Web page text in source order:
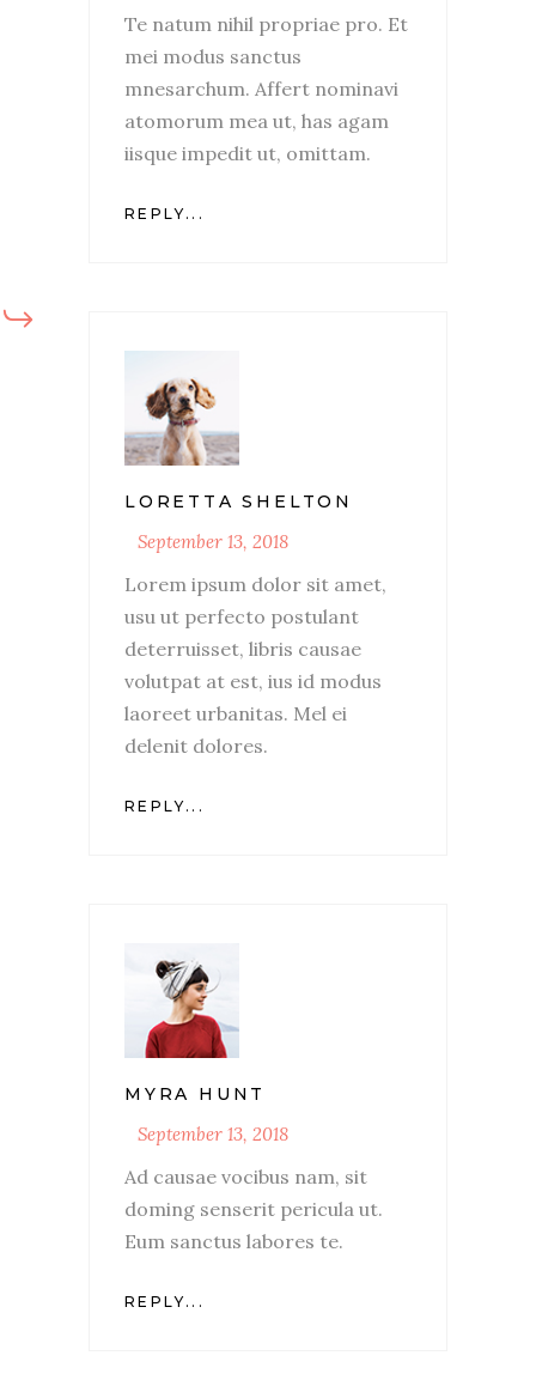
Te natum nihil propriae pro. Et
mei modus sanctus
mnesarchum. Affert nominavi
atomorum mea ut, has agam
iisque impedit ut, omittam.
REPLY...
LORETTA SHELTON
September 13, 2018
Lorem ipsum dolor sit amet,
usu ut perfecto postulant
deterruisset, libris causae
volutpat at est, ius id modus
laoreet urbanitas. Mel ei
delenit dolores.
REPLY...
MYRA HUNT
September 13, 2018
Ad causae vocibus nam, sit
doming senserit pericula ut.
Eum sanctus labores te.
REPLY...